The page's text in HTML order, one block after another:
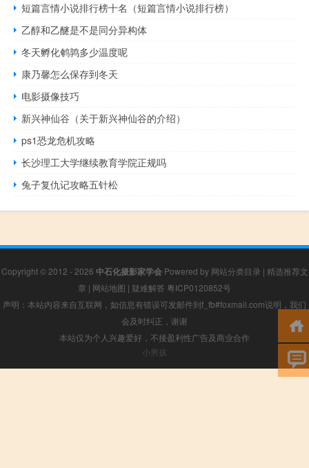
短篇言情小说排行榜十名（短篇言情小说排行榜）
乙醇和乙醚是不是同分异构体
冬天孵化鹌鹑多少温度呢
康乃馨怎么保存到冬天
电影摄像技巧
新兴神仙谷（关于新兴神仙谷的介绍）
ps1恐龙危机攻略
长沙理工大学继续教育学院正规吗
兔子复仇记攻略五针松
Copyright © 2012 - 2026 中石化摄影家学会Powered by 网站分类目录 | 精选推荐文
章 | 网站地图 | 疑难解答 粤ICP0120852号
声明：本站内容来自互联网，如信息有错误可发邮件到f_fb#foxmail.com说明，我们
会及时纠正，谢谢
本站仅为个人兴趣爱好，不接盈利性广告及商业合作
小男孩